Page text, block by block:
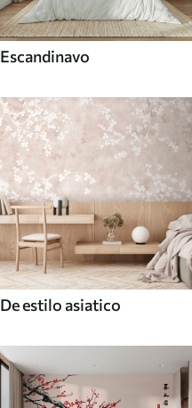
Escandinavo
De estilo asiatico